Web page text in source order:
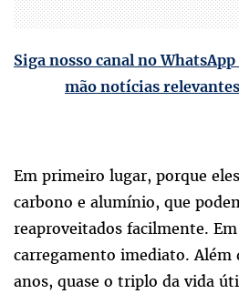
Siga nosso canal no
mão notícias
Em primeiro lugar, porque
carbono e alumínio, que
reaproveitados facilmente.
carregamento imediato. Além
anos, quase o triplo da vida